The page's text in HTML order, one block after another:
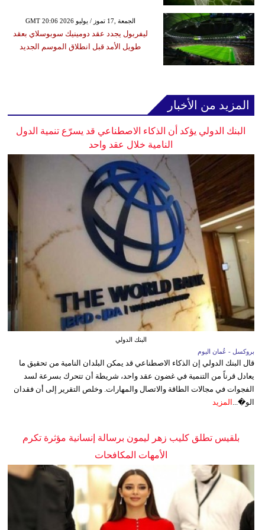
GMT 20:06 2026 الجمعة ,17 تموز / يوليو
ليفربول يجدد عقد دومينيك سوبوسلاي بعقد
طويل الأمد قبل انطلاق الموسم الجديد
المزيد من الأخبار
البنك الدولي يؤكد أن الذكاء الاصطناعي قد يسرّع تنمية الدول
النامية خلال عقد واحد
البنك الدولي
بروكسل - عُمان اليوم
قال البنك الدولي إن الذكاء الاصطناعي قد يمكن البلدان النامية من تحقيق ما
يعادل قرناً من التنمية في غضون عقد واحد، شريطة أن تتحرك بسرعة لسد
الفجوات في مجالات الطاقة والاتصال والمهارات. وخلص التقرير إلى أن فقدان
الو�... المزيد
بلقيس تطلق كليب زهر ليمون برسالة إنسانية مؤثرة تكرم
الأمهات المكافحات